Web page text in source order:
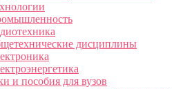
дисциплины
и пособия для вузов